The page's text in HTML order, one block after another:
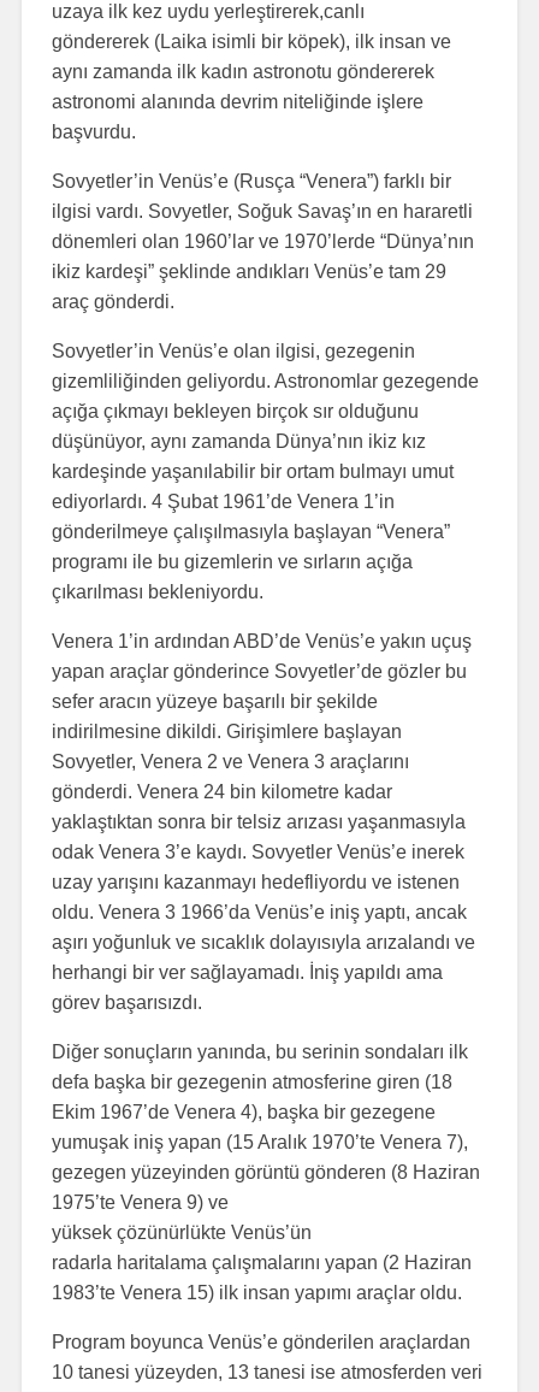
uzaya ilk kez uydu yerleştirerek,canlı
göndererek (Laika isimli bir köpek), ilk insan ve
aynı zamanda ilk kadın astronotu göndererek
astronomi alanında devrim niteliğinde işlere
başvurdu.
Sovyetler’in Venüs’e (Rusça “Venera”) farklı bir
ilgisi vardı. Sovyetler, Soğuk Savaş’ın en hararetli
dönemleri olan 1960’lar ve 1970’lerde “Dünya’nın
ikiz kardeşi” şeklinde andıkları Venüs’e tam 29
araç gönderdi.
Sovyetler’in Venüs’e olan ilgisi, gezegenin
gizemliliğinden geliyordu. Astronomlar gezegende
açığa çıkmayı bekleyen birçok sır olduğunu
düşünüyor, aynı zamanda Dünya’nın ikiz kız
kardeşinde yaşanılabilir bir ortam bulmayı umut
ediyorlardı. 4 Şubat 1961’de Venera 1’in
gönderilmeye çalışılmasıyla başlayan “Venera”
programı ile bu gizemlerin ve sırların açığa
çıkarılması bekleniyordu.
Venera 1’in ardından ABD’de Venüs’e yakın uçuş
yapan araçlar gönderince Sovyetler’de gözler bu
sefer aracın yüzeye başarılı bir şekilde
indirilmesine dikildi. Girişimlere başlayan
Sovyetler, Venera 2 ve Venera 3 araçlarını
gönderdi. Venera 24 bin kilometre kadar
yaklaştıktan sonra bir telsiz arızası yaşanmasıyla
odak Venera 3’e kaydı. Sovyetler Venüs’e inerek
uzay yarışını kazanmayı hedefliyordu ve istenen
oldu. Venera 3 1966’da Venüs’e iniş yaptı, ancak
aşırı yoğunluk ve sıcaklık dolayısıyla arızalandı ve
herhangi bir ver sağlayamadı. İniş yapıldı ama
görev başarısızdı.
Diğer sonuçların yanında, bu serinin sondaları ilk
defa başka bir gezegenin atmosferine giren (18
Ekim 1967’de Venera 4), başka bir gezegene
yumuşak iniş yapan (15 Aralık 1970’te Venera 7),
gezegen yüzeyinden görüntü gönderen (8 Haziran
1975’te Venera 9) ve
yüksek çözünürlükte Venüs’ün
radarla haritalama çalışmalarını yapan (2 Haziran
1983’te Venera 15) ilk insan yapımı araçlar oldu.
Program boyunca Venüs’e gönderilen araçlardan
10 tanesi yüzeyden, 13 tanesi ise atmosferden veri